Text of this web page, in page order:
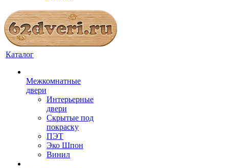
Каталог
Межкомнатные
двери
Интерьерные
двери
Скрытые под
покраску
ПЭТ
Эко Шпон
Винил